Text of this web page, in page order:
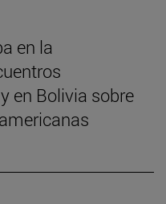
en la
en Bolivia sobre